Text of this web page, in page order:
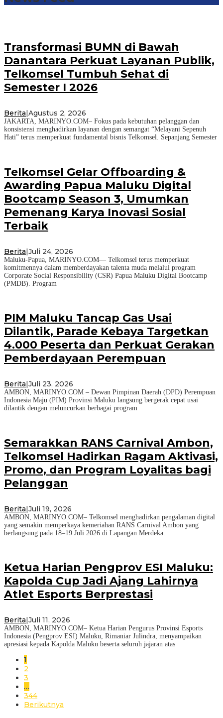
Transformasi BUMN di Bawah
Danantara Perkuat Layanan Publik,
Telkomsel Tumbuh Sehat di
Semester I 2026
Berita Agustus 2, 2026
JAKARTA, MARINYO.COM– Fokus pada kebutuhan pelanggan dan
konsistensi menghadirkan layanan dengan semangat “Melayani Sepenuh
Hati” terus memperkuat fundamental bisnis Telkomsel. Sepanjang Semester
Telkomsel Gelar Offboarding &
Awarding Papua Maluku Digital
Bootcamp Season 3, Umumkan
Pemenang Karya Inovasi Sosial
Terbaik
Berita|Juli 24, 2026
Maluku-Papua, MARINYO.COM— Telkomsel terus memperkuat
komitmennya dalam memberdayakan talenta muda melalui program
Corporate Social Responsibility (CSR) Papua Maluku Digital Bootcamp
(PMDB). Program
PIM Maluku Tancap Gas Usai
Dilantik, Parade Kebaya Targetkan
4.000 Peserta dan Perkuat Gerakan
Pemberdayaan Perempuan
Berita Juli 23, 2026
AMBON, MARINYO.COM – Dewan Pimpinan Daerah (DPD) Perempuan
Indonesia Maju (PIM) Provinsi Maluku langsung bergerak cepat usai
dilantik dengan meluncurkan berbagai program
Semarakkan RANS Carnival Ambon,
Telkomsel Hadirkan Ragam Aktivasi,
Promo, dan Program Loyalitas bagi
Pelanggan
Berita|Juli 19, 2026
AMBON, MARINYO.COM– Telkomsel menghadirkan pengalaman digital
yang semakin memperkaya kemeriahan RANS Carnival Ambon yang
berlangsung pada 18–19 Juli 2026 di Lapangan Merdeka.
Ketua Harian Pengprov ESI Maluku:
Kapolda Cup Jadi Ajang Lahirnya
Atlet Esports Berprestasi
Berita Juli 11, 2026
AMBON, MARINYO.COM– Ketua Harian Pengurus Provinsi Esports
Indonesia (Pengprov ESI) Maluku, Rimaniar Julindra, menyampaikan
apresiasi kepada Kapolda Maluku beserta seluruh jajaran atas
1
2
3
…
344
Berikutnya